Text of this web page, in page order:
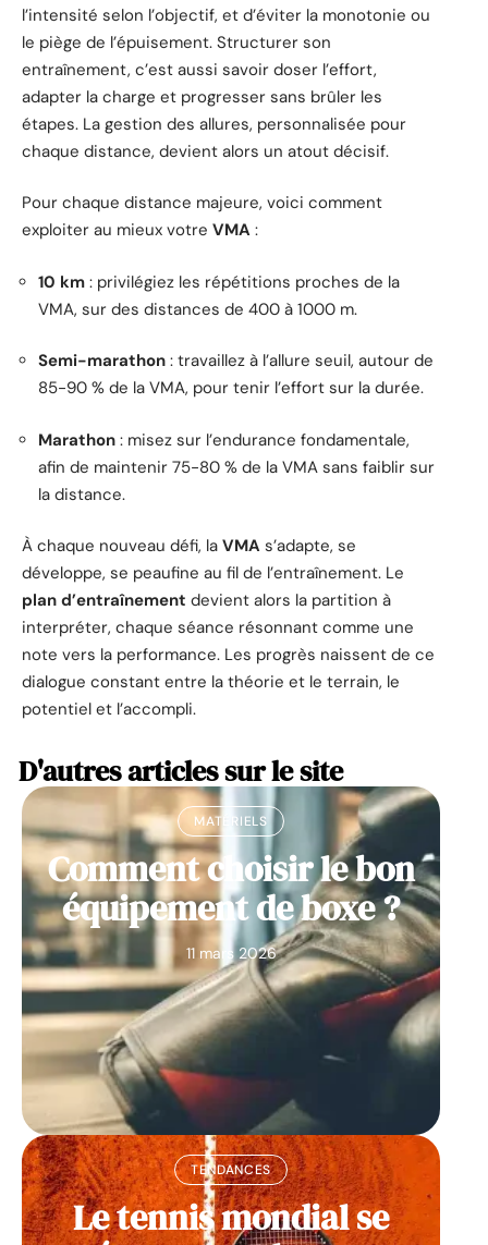
l’intensité selon l’objectif, et d’éviter la monotonie ou
le piège de l’épuisement. Structurer son
entraînement, c’est aussi savoir doser l’effort,
adapter la charge et progresser sans brûler les
étapes. La gestion des allures, personnalisée pour
chaque distance, devient alors un atout décisif.
Pour chaque distance majeure, voici comment
exploiter au mieux votre VMA :
10 km : privilégiez les répétitions proches de la
VMA, sur des distances de 400 à 1000 m.
Semi-marathon : travaillez à l’allure seuil, autour de
85-90 % de la VMA, pour tenir l’effort sur la durée.
Marathon : misez sur l’endurance fondamentale,
afin de maintenir 75-80 % de la VMA sans faiblir sur
la distance.
À chaque nouveau défi, la VMA s’adapte, se
développe, se peaufine au fil de l’entraînement. Le
plan d’entraînement devient alors la partition à
interpréter, chaque séance résonnant comme une
note vers la performance. Les progrès naissent de ce
dialogue constant entre la théorie et le terrain, le
potentiel et l’accompli.
D'autres articles sur le site
MATÉRIELS
Comment choisir le bon
équipement de boxe ?
11 mars 2026
TENDANCES
Le tennis mondial se